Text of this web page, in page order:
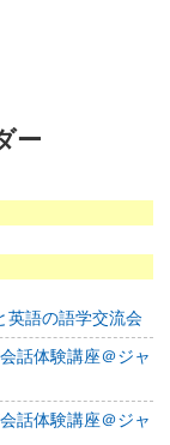
ー
英語の語学交流会
話体験講座＠ジャ
話体験講座＠ジャ